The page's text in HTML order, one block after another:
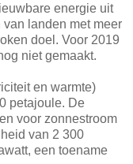
energie uit
landen met meer
doel. Voor 2019
niet gemaakt.
en warmte)
petajoule. De
voor zonnestroom
van 2 300
een toename